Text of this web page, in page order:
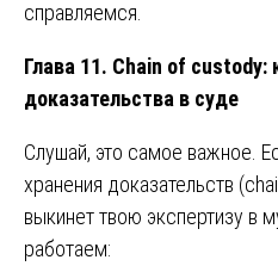
справляемся.
Глава 11. Chain of custody:
доказательства в суде
Слушай, это самое важное.
хранения доказательств
выкинет твою экспертизу в
работаем: